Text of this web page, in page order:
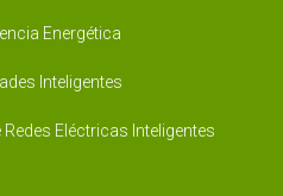
Energética
Inteligentes
Eléctricas Inteligentes